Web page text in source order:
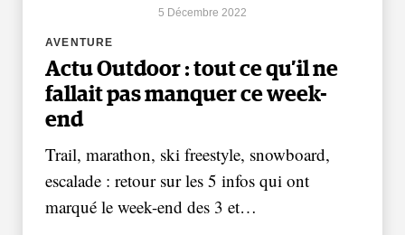
5 Décembre 2022
AVENTURE
Actu Outdoor : tout ce qu’il ne
fallait pas manquer ce week-
end
Trail, marathon, ski freestyle, snowboard,
escalade : retour sur les 5 infos qui ont
marqué le week-end des 3 et…